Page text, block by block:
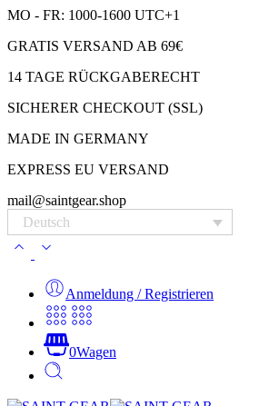
MO - FR: 1000-1600 UTC+1
GRATIS VERSAND AB 69€
14 TAGE RÜCKGABERECHT
SICHERER CHECKOUT (SSL)
MADE IN GERMANY
EXPRESS EU VERSAND
mail@saintgear.shop
Deutsch
Anmeldung / Registrieren
0Wagen